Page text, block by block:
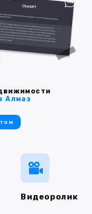
Видеоролик
Алмаз